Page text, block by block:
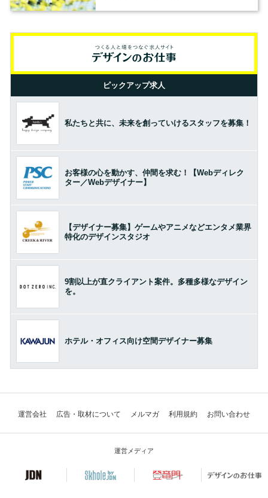
ピックアップ求人
私たちと共に、未来を創っていけるスタッフを募集！
お客様の心を動かす、仲間を求む！【Webディレク
ター／Webデザイナー】
【デザイナー募集】ゲームやアニメなどエンタメ業界
特化のデザインスタジオ
9割以上が直クライアント案件。多種多様なデザイン
を。
ホテル・オフィス向け空間デザイナー募集
運営会社 広告・取材について メルマガ 利用規約 お問い合わせ
運営メディア